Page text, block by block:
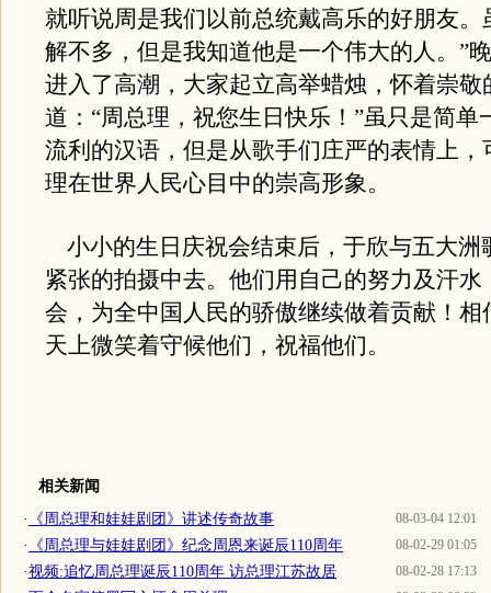
就听说周是我们以前总统戴高乐的好朋友。
解不多，但是我知道他是一个伟大的人。”
进入了高潮，大家起立高举蜡烛，怀着崇敬
道：“周总理，祝您生日快乐！”虽只是简单
流利的汉语，但是从歌手们庄严的表情上，
理在世界人民心目中的崇高形象。
小小的生日庆祝会结束后，于欣与五大洲
紧张的拍摄中去。他们用自己的努力及汗水
会，为全中国人民的骄傲继续做着贡献！相
天上微笑着守候他们，祝福他们。
相关新闻
08-03-04 12:01
· 《周总理和娃娃剧团》讲述传奇故事
08-02-29 01:05
· 《周总理与娃娃剧团》纪念周恩来诞辰110周年
08-02-28 17:13
·视频:追忆周总理诞辰110周年 访总理江苏故居